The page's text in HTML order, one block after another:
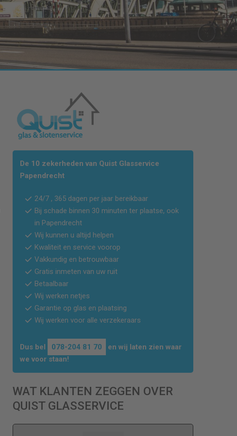
De 10 zekerheden van Quist Glasservice
Papendrecht
24/7 , 365 dagen per jaar bereikbaar
Bij schade binnen 30 minuten ter plaatse, ook
in Papendrecht
Wij kunnen u altijd helpen
Kwaliteit en service voorop
Vakkundig en betrouwbaar
Gratis inmeten van uw ruit
Betaalbaar
Wij werken netjes
Garantie op glas en plaatsing
Wij werken voor alle verzekeraars
Dus bel 078-204 81 70
en wij laten zien waar
we voor staan!
WAT KLANTEN ZEGGEN OVER
QUIST GLASSERVICE